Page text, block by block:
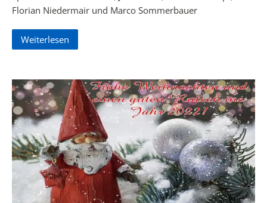
Florian Niedermair und Marco Sommerbauer
Weiterlesen